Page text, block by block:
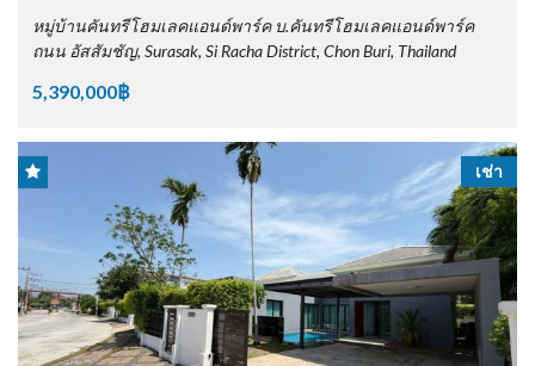
หมู่บ้านคันทรีโฮมเลคแอนด์พาร์ค บ.คันทรีโฮมเลคแอนด์พาร์ค
ถนน อัสสัมชัญ, Surasak, Si Racha District, Chon Buri, Thailand
5,390,000฿
เช่า